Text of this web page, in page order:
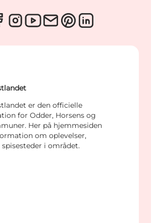
er den officielle
for Odder, Horsens og
Her på hjemmesiden
om oplevelser,
i området.